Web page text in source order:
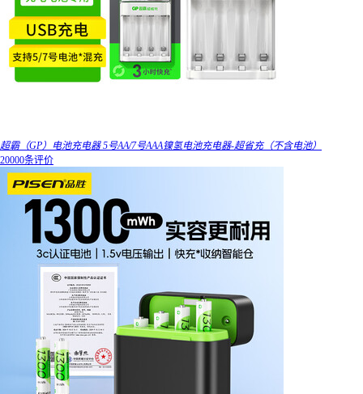
超霸（GP）电池充电器 5号AA/7号AAA镍氢电池充电器-超省充（不含电池）
20000条评价